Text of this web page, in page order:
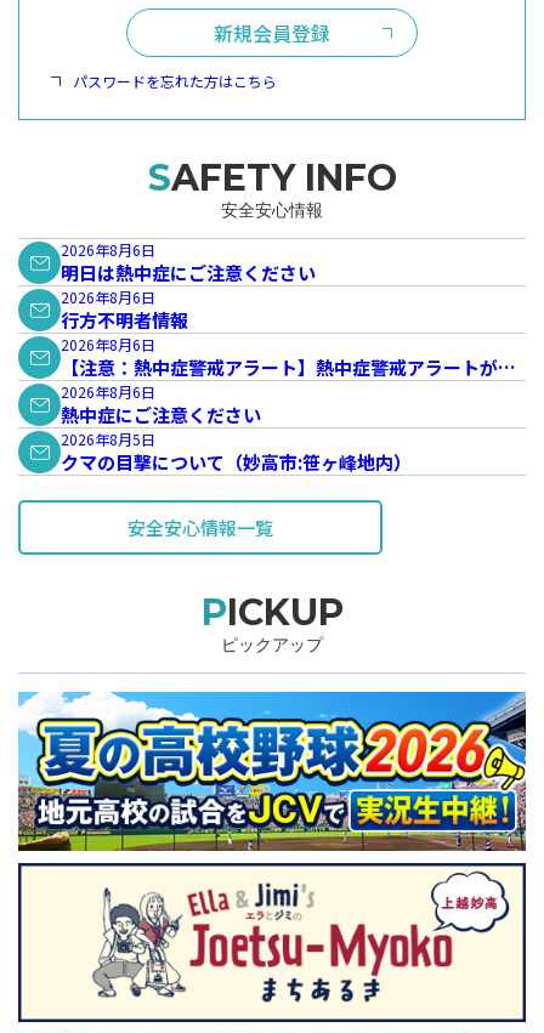
新規会員登録
パスワードを忘れた方はこちら
SAFETY INFO
安全安心情報
2026年8月6日
明日は熱中症にご注意ください
2026年8月6日
行方不明者情報
2026年8月6日
【注意：熱中症警戒アラート】熱中症警戒アラートが発
表されています。
2026年8月6日
熱中症にご注意ください
2026年8月5日
クマの目撃について（妙高市:笹ヶ峰地内）
安全安心情報一覧
PICKUP
ピックアップ